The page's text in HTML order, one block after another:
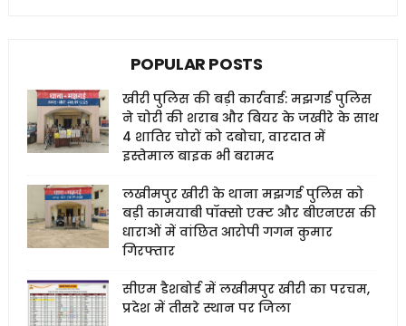
POPULAR POSTS
खीरी पुलिस की बड़ी कार्रवाई: मझगई पुलिस
ने चोरी की शराब और बियर के जखीरे के साथ
4 शातिर चोरों को दबोचा, वारदात में
इस्तेमाल बाइक भी बरामद
लखीमपुर खीरी के थाना मझगई पुलिस को
बड़ी कामयाबी पॉक्सो एक्ट और बीएनएस की
धाराओं में वांछित आरोपी गगन कुमार
गिरफ्तार
सीएम डैशबोर्ड में लखीमपुर खीरी का परचम,
प्रदेश में तीसरे स्थान पर जिला